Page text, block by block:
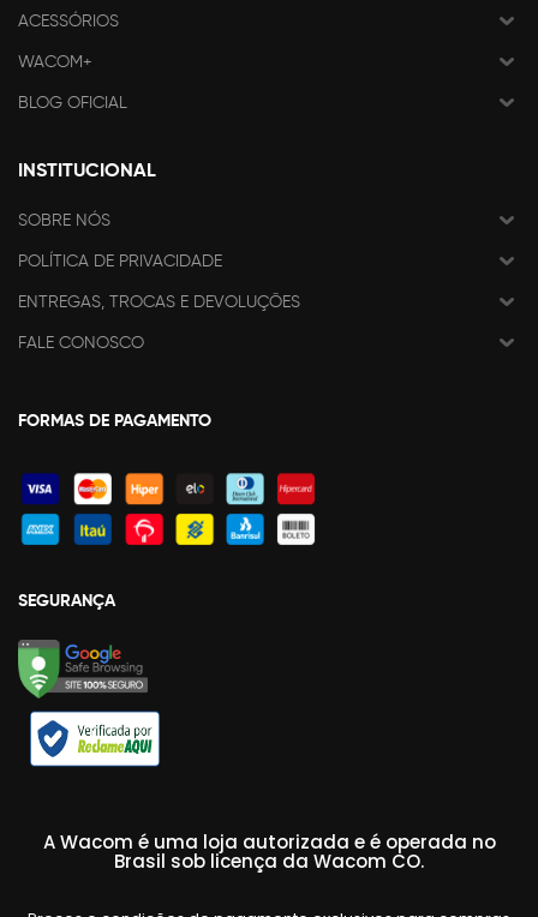
ACESSÓRIOS
WACOM+
BLOG OFICIAL
INSTITUCIONAL
SOBRE NÓS
POLÍTICA DE PRIVACIDADE
ENTREGAS, TROCAS E DEVOLUÇÕES
FALE CONOSCO
FORMAS DE PAGAMENTO
SEGURANÇA
A Wacom é uma loja autorizada e é operada no
Brasil sob licença da Wacom CO.